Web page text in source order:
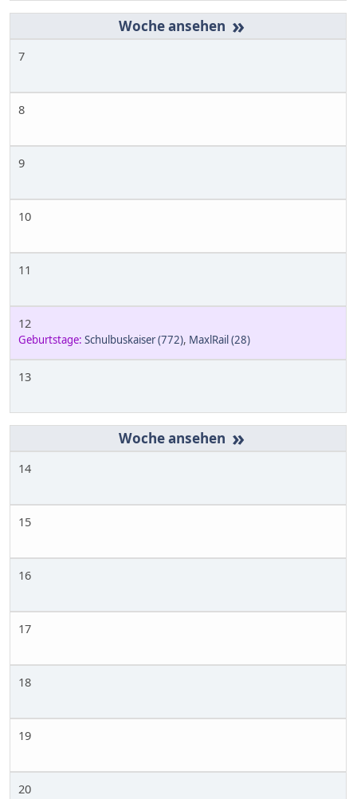
»
7
8
9
10
11
12
Geburtstage: Schulbuskaiser(772), MaxlRail(28)
13
»
14
15
16
17
18
19
20